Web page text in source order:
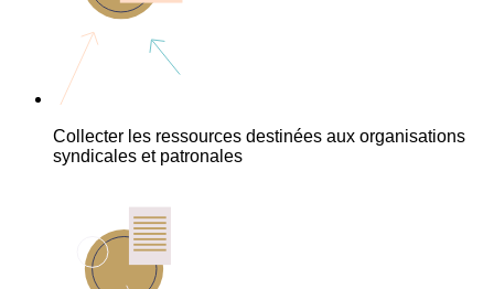
Collecter les ressources destinées aux organisations
syndicales et patronales